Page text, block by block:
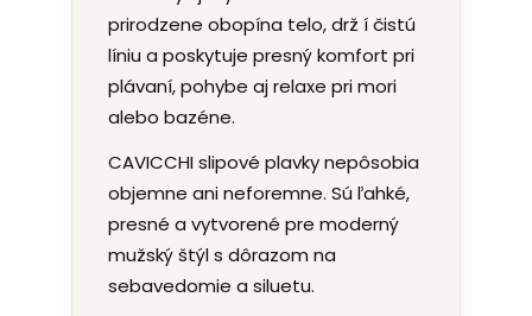
prirodzene obopína telo, drž í čistú
líniu a poskytuje presný komfort pri
plávaní, pohybe aj relaxe pri mori
alebo bazéne.
CAVICCHI slipové plavky nepôsobia
objemne ani neforemne. Sú ľahké,
presné a vytvorené pre moderný
mužský štýl s dôrazom na
sebavedomie a siluetu.